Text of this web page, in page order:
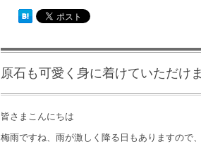
原石も可愛く身に着けていただけ
皆さまこんにちは
梅雨ですね、雨が激しく降る日もありますので